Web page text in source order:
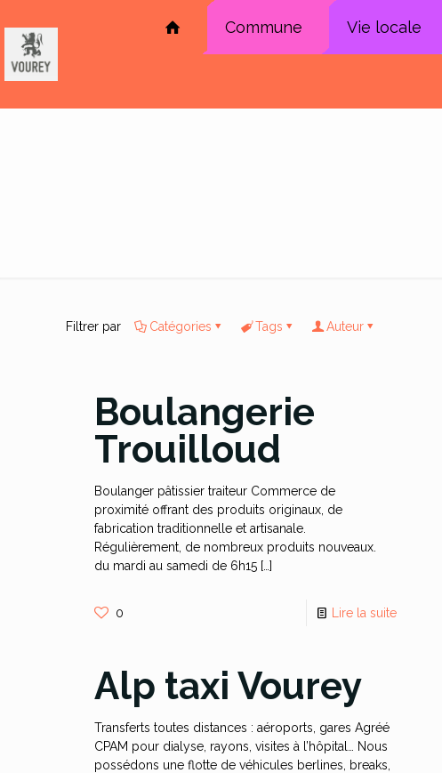
Commune Vie locale
Filtrer par Catégories Tags Auteur
Boulangerie
Trouilloud
Boulanger pâtissier traiteur Commerce de
proximité offrant des produits originaux, de
fabrication traditionnelle et artisanale.
Régulièrement, de nombreux produits nouveaux.
du mardi au samedi de 6h15[…]
0 Lire la suite
Alp taxi Vourey
Transferts toutes distances : aéroports, gares Agréé
CPAM pour dialyse, rayons, visites à l’hôpital… Nous
possédons une flotte de véhicules berlines, breaks,